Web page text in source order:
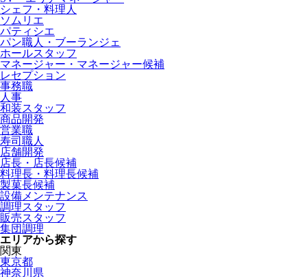
シェフ・料理人
ソムリエ
パティシエ
パン職人・ブーランジェ
ホールスタッフ
マネージャー・マネージャー候補
レセプション
事務職
人事
和装スタッフ
商品開発
営業職
寿司職人
店舗開発
店長・店長候補
料理長・料理長候補
製菓長候補
設備メンテナンス
調理スタッフ
販売スタッフ
集団調理
エリアから探す
関東
東京都
神奈川県